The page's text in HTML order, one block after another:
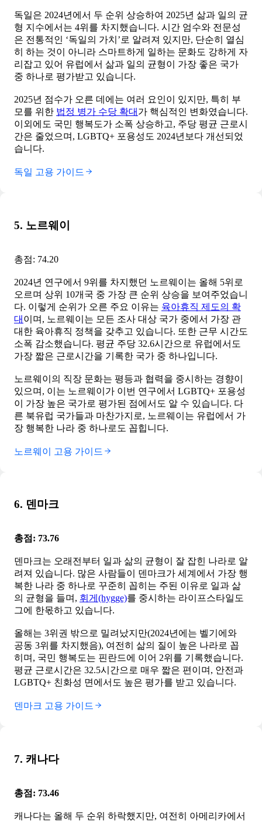
독일은 2024년에서 두 순위 상승하여 2025년 삶과 일의 균
형 지수에서는 4위를 차지했습니다. 시간 엄수와 전문성
은 전통적인 ‘독일의 가치’로 알려져 있지만, 단순히 열심
히 하는 것이 아니라 스마트하게 일하는 문화도 강하게 자
리잡고 있어 유럽에서 삶과 일의 균형이 가장 좋은 국가
중 하나로 평가받고 있습니다.
2025년 점수가 오른 데에는 여러 요인이 있지만, 특히 부
모를 위한 법정 병가 수당 확대 가 핵심적인 변화였습니다.
이외에도 국민 행복도가 소폭 상승하고, 주당 평균 근로시
간은 줄었으며, LGBTQ+ 포용성도 2024년보다 개선되었
습니다.
독일 고용 가이드
5. 노르웨이
총점: 74.20
2024년 연구에서 9위를 차지했던 노르웨이는 올해 5위로
오르며 상위 10개국 중 가장 큰 순위 상승을 보여주었습니
다. 이렇게 순위가 오른 주요 이유는 육아휴직 제도의 확
대 이며, 노르웨이는 모든 조사 대상 국가 중에서 가장 관
대한 육아휴직 정책을 갖추고 있습니다. 또한 근무 시간도
소폭 감소했습니다. 평균 주당 32.6시간으로 유럽에서도
가장 짧은 근로시간을 기록한 국가 중 하나입니다.
노르웨이의 직장 문화는 평등과 협력을 중시하는 경향이
있으며, 이는 노르웨이가 이번 연구에서 LGBTQ+ 포용성
이 가장 높은 국가로 평가된 점에서도 알 수 있습니다. 다
른 북유럽 국가들과 마찬가지로, 노르웨이는 유럽에서 가
장 행복한 나라 중 하나로도 꼽힙니다.
노르웨이 고용 가이드
6. 덴마크
총점: 73.76
덴마크는 오래전부터 일과 삶의 균형이 잘 잡힌 나라로 알
려져 있습니다. 많은 사람들이 덴마크가 세계에서 가장 행
복한 나라 중 하나로 꾸준히 꼽히는 주된 이유로 일과 삶
의 균형을 들며, 휘게(hygge)를 중시하는 라이프스타일도
그에 한몫하고 있습니다.
올해는 3위권 밖으로 밀려났지만(2024년에는 벨기에와
공동 3위를 차지했음), 여전히 삶의 질이 높은 나라로 꼽
히며, 국민 행복도는 핀란드에 이어 2위를 기록했습니다.
평균 근로시간은 32.5시간으로 매우 짧은 편이며, 안전과
LGBTQ+ 친화성 면에서도 높은 평가를 받고 있습니다.
덴마크 고용 가이드
7. 캐나다
총점: 73.46
캐나다는 올해 두 순위 하락했지만, 여전히 아메리카에서